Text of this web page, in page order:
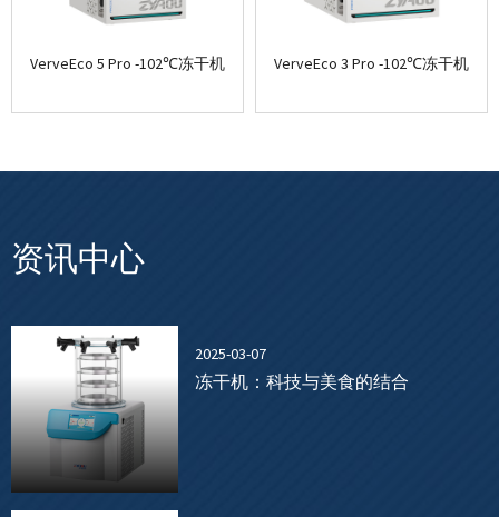
VerveEco 5 Pro -102℃冻干机 VerveEco 3 Pro -102℃冻干机
资讯中心
2025-03-07
冻干机：科技与美食的结合